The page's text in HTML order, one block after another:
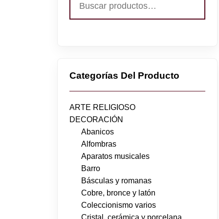
por:
Categorías Del Producto
ARTE RELIGIOSO
DECORACIÓN
Abanicos
Alfombras
Aparatos musicales
Barro
Básculas y romanas
Cobre, bronce y latón
Coleccionismo varios
Cristal, cerámica y porcelana